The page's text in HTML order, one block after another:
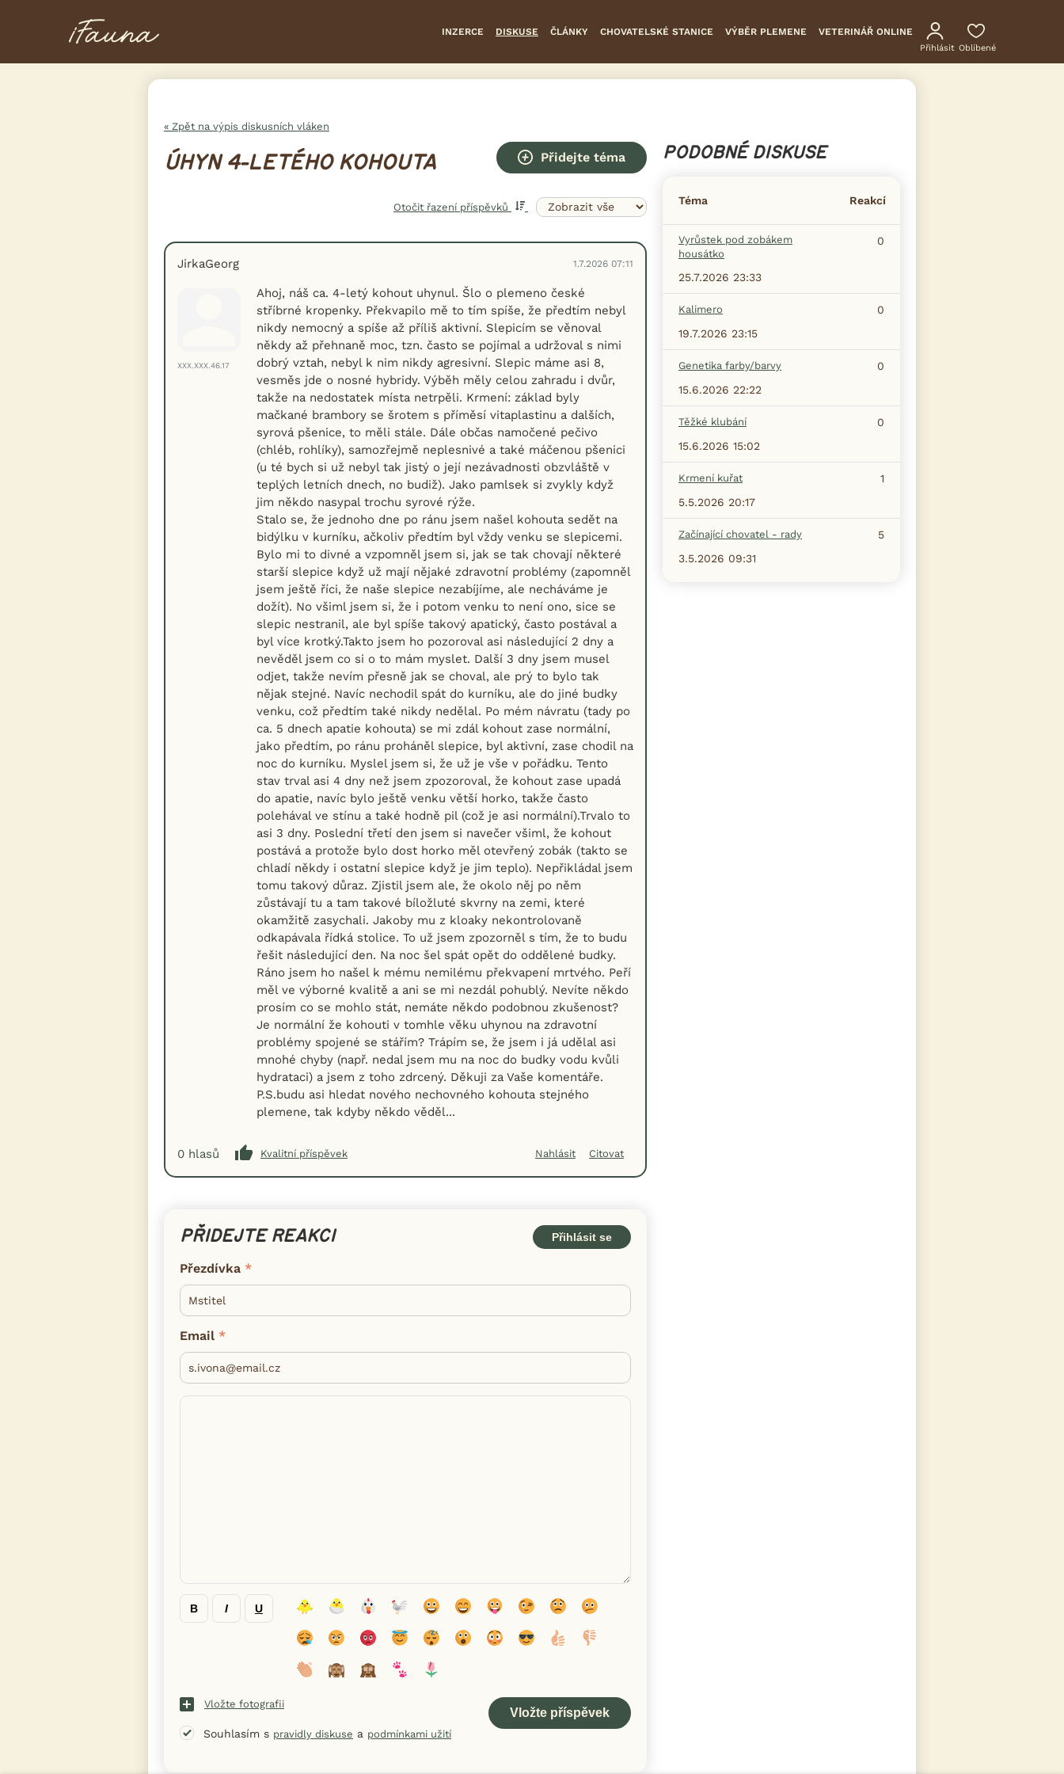
INZERCE DISKUSE ČLÁNKY CHOVATELSKÉ STANICE VÝBĚR PLEMENE VETERINÁŘ ONLINE
Přihlásit Oblíbené
« Zpět na výpis diskusních vláken
ÚHYN 4-LETÉHO KOHOUTA Přidejte téma
Otočit řazení příspěvků
JirkaGeorg 1.7.2026 07:11
XXX.XXX.46.17
Ahoj, náš ca. 4-letý kohout uhynul. Šlo o plemeno české
stříbrné kropenky. Překvapilo mě to tím spíše, že předtím nebyl
nikdy nemocný a spíše až příliš aktivní. Slepicím se věnoval
někdy až přehnaně moc, tzn. často se pojímal a udržoval s nimi
dobrý vztah, nebyl k nim nikdy agresivní. Slepic máme asi 8,
vesměs jde o nosné hybridy. Výběh měly celou zahradu i dvůr,
takže na nedostatek místa netrpěli. Krmení: základ byly
mačkané brambory se šrotem s příměsí vitaplastinu a dalších,
syrová pšenice, to měli stále. Dále občas namočené pečivo
(chléb, rohlíky), samozřejmě neplesnivé a také máčenou pšenici
(u té bych si už nebyl tak jistý o její nezávadnosti obzvláště v
teplých letních dnech, no budiž). Jako pamlsek si zvykly když
jim někdo nasypal trochu syrové rýže.
Stalo se, že jednoho dne po ránu jsem našel kohouta sedět na
bidýlku v kurníku, ačkoliv předtím byl vždy venku se slepicemi.
Bylo mi to divné a vzpomněl jsem si, jak se tak chovají některé
starší slepice když už mají nějaké zdravotní problémy (zapomněl
jsem ještě říci, že naše slepice nezabíjíme, ale necháváme je
dožít). No všiml jsem si, že i potom venku to není ono, sice se
slepic nestranil, ale byl spíše takový apatický, často postával a
byl více krotký.Takto jsem ho pozoroval asi následující 2 dny a
nevěděl jsem co si o to mám myslet. Další 3 dny jsem musel
odjet, takže nevím přesně jak se choval, ale prý to bylo tak
nějak stejné. Navíc nechodil spát do kurníku, ale do jiné budky
venku, což předtím také nikdy nedělal. Po mém návratu (tady po
ca. 5 dnech apatie kohouta) se mi zdál kohout zase normální,
jako předtím, po ránu proháněl slepice, byl aktivní, zase chodil na
noc do kurníku. Myslel jsem si, že už je vše v pořádku. Tento
stav trval asi 4 dny než jsem zpozoroval, že kohout zase upadá
do apatie, navíc bylo ještě venku větší horko, takže často
polehával ve stínu a také hodně pil (což je asi normální).Trvalo to
asi 3 dny. Poslední třetí den jsem si navečer všiml, že kohout
postává a protože bylo dost horko měl otevřený zobák (takto se
chladí někdy i ostatní slepice když je jim teplo). Nepřikládal jsem
tomu takový důraz. Zjistil jsem ale, že okolo něj po něm
zůstávají tu a tam takové bíložluté skvrny na zemi, které
okamžitě zasychali. Jakoby mu z kloaky nekontrolovaně
odkapávala řídká stolice. To už jsem zpozorněl s tím, že to budu
řešit následující den. Na noc šel spát opět do oddělené budky.
Ráno jsem ho našel k mému nemilému překvapení mrtvého. Peří
měl ve výborné kvalitě a ani se mi nezdál pohublý. Nevíte někdo
prosím co se mohlo stát, nemáte někdo podobnou zkušenost?
Je normální že kohouti v tomhle věku uhynou na zdravotní
problémy spojené se stářím? Trápím se, že jsem i já udělal asi
mnohé chyby (např. nedal jsem mu na noc do budky vodu kvůli
hydrataci) a jsem z toho zdrcený. Děkuji za Vaše komentáře.
P.S.budu asi hledat nového nechovného kohouta stejného
plemene, tak kdyby někdo věděl...
0 hlasů Kvalitní příspěvek Nahlásit Citovat
PŘIDEJTE REAKCI Přihlásit se
Přezdívka
Email
B I U
Vložte fotografii
Souhlasím s pravidly diskuse a podmínkami užití
PODOBNÉ DISKUSE
Téma Reakcí
Vyrůstek pod zobákem
housátko
0
25.7.2026 23:33
Kalimero
0
19.7.2026 23:15
Genetika farby/barvy
0
15.6.2026 22:22
Těžké klubání
0
15.6.2026 15:02
Krmení kuřat
1
5.5.2026 20:17
Začínající chovatel - rady
5
3.5.2026 09:31